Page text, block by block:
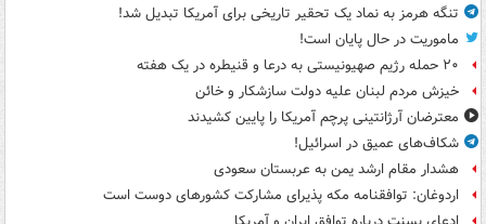
تنگه هرمز به نماد یک تحقیر تاریخی برای آمریکا تبدیل شد!
ماموریت در حال پایان است!
۲۰ حمله رژیم صهیونیستی به درعا و قنیطره در یک هفته
خیزش مردم لبنان علیه دولت سازشکار و خائن
معترضان آرژانتینی پرچم آمریکا را پایین کشیدند
شکاف‌های عمیق در اسرائیل!
هشدار مقام ارشد یمن به عربستان سعودی
اردوغان: توافقنامه مکه پذیرای مشارکت کشورهای دوست است